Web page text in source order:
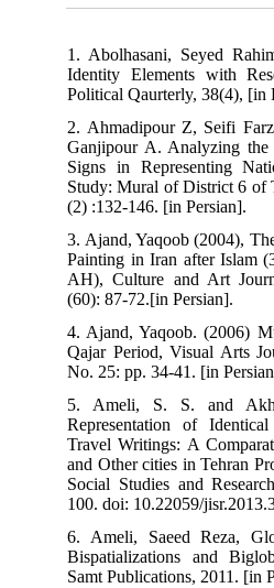
1. Abolhasani,
Identity Elements
Political Qaurterly,
2. Ahmadipour Z,
Ganjipour A.
Signs in
Study: Mural of
(2) :132-146. [in
3. Ajand, Yaqoob
Painting in Iran
AH), Culture and
(60): 87-72.[in
4. Ajand, Yaqoob.
Qajar Period,
No. 25: pp. 34-41.
5. Ameli, S. S.
Representation
Travel Writings: A
and Other cities in
Social Studies
100. doi: 10.22059/
6. Ameli, Saeed
Bispatializations
Samt Publications,